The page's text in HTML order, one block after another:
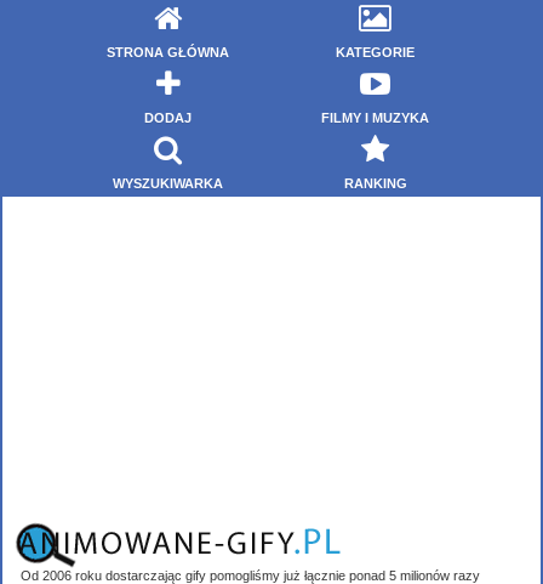
STRONA GŁÓWNA KATEGORIE
DODAJ FILMY I MUZYKA
WYSZUKIWARKA RANKING
Od 2006 roku dostarczając gify pomogliśmy już łącznie ponad 5 milionów razy